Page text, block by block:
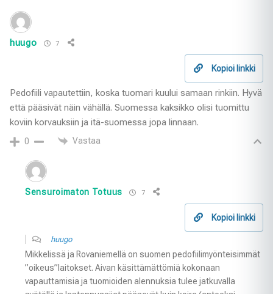
huugo 7
Kopioi linkki
Pedofiili vapautettiin, koska tuomari kuului samaan rinkiin. Hyvä
että pääsivät näin vähällä. Suomessa kaksikko olisi tuomittu
koviin korvauksiin ja itä-suomessa jopa linnaan.
0 Vastaa
Sensuroimaton Totuus 7
Kopioi linkki
huugo
Mikkelissä ja Rovaniemellä on suomen pedofiilimyönteisimmät
”oikeus”laitokset. Aivan käsittämättömiä kokonaan
vapauttamisia ja tuomioiden alennuksia tulee jatkuvalla